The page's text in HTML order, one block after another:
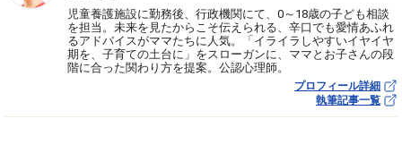
児童養護施設に勤務後、行政機関にて、0～18歳の子ども相談
を担当。未来を見たからこそ伝えられる、辛口でも愛情あふれ
るアドバイスがママたちに人気。「イライラしやすいイヤイヤ
期を、子育ての土台に」をスローガンに、ママとお子さんの段
階に合った関わり方を提案。公認心理師。
プロフィール詳細
執筆記事一覧